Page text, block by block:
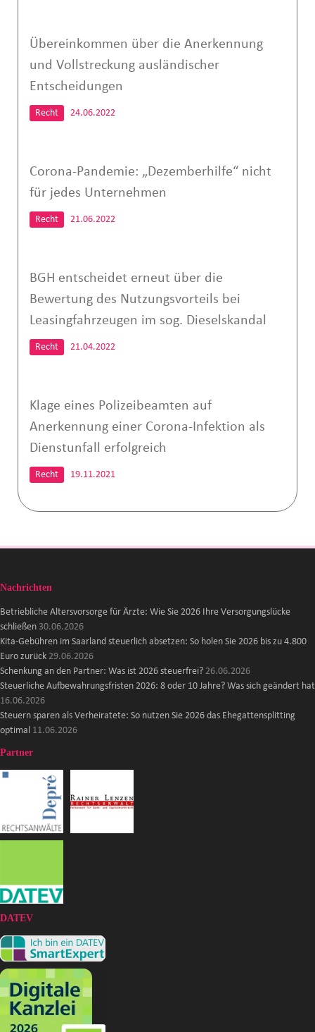
Übereinkommen über die Anerkennung
und Vollstreckung ausländischer
Entscheidungen
Recht 24.06.2022
Corona-Pandemie: „Dezemberhilfe“ nicht
für jedes Unternehmen
Recht 21.06.2022
BGH entscheidet erneut über die
Bewertung des Nutzungsvorteils bei
Leasingfahrzeugen im sog. Dieselskandal
Recht 21.04.2022
Klage eines Polizeibeamten auf
Anerkennung einer Corona-Infektion als
Dienstunfall erfolgreich
Recht 19.11.2021
Nachrichten
Betriebliche Altersvorsorge für Ärzte: Wie Sie 2026 Ihre Versorgungslücke
schließen 30.06.2026
Kita-Gebühren im Saarland steuerlich absetzen: So holen Sie 2026 bis zu 4.800
Euro zurück 29.06.2026
Schenkung an den Partner: Was ist 2026 steuerfrei? 26.06.2026
Steuerliche Aufbewahrungsfristen 2026: 8 oder 10 Jahre? Was sich geändert hat
16.06.2026
Steuern sparen als Verheiratete: So nutzen Sie 2026 das Ehegattensplitting
optimal 11.06.2026
Partner
DATEV